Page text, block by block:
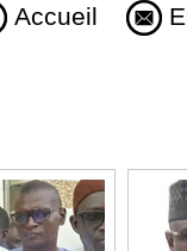
Accueil